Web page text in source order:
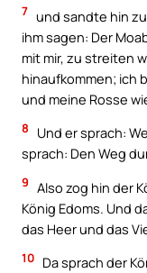
7 und sandte hin
ihm sagen: Der
mit mir, zu streiten
hinaufkommen; ich
und meine Rosse
8
Und er sprach:
sprach: Den Weg
9 Also zog hin der
König Edoms. Und
das Heer und das
10 Da sprach der